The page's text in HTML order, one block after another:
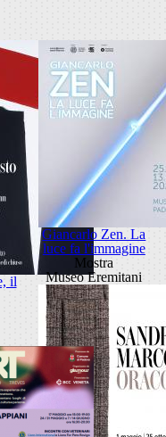
il
Giancarlo Zen. La
luce fa l'immagine
Mostra
Museo Eremitani